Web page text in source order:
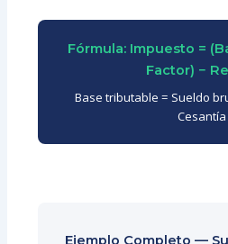
Fórmula: Impuesto =
Factor) −
Base tributable = Sueldo
Cesantía
Ejemplo Completo —